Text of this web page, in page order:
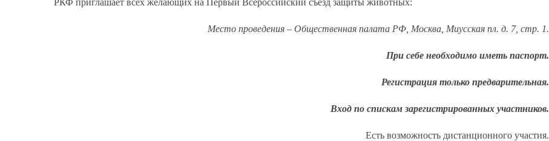
РКФ приглашает всех желающих на Первый Всероссийский съезд защиты животных:
Место проведения – Общественная палата РФ, Москва, Миусская пл. д. 7, стр. 1.
При себе необходимо иметь паспорт.
Регистрация только предварительная.
Вход по спискам зарегистрированных участников.
Есть возможность дистанционного участия.